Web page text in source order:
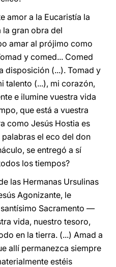
amor a la Eucaristía la
gran obra del
amar al prójimo como
y comed... Comed
disposición (...). Tomad y
talento (...), mi corazón,
e ilumine vuestra vida
que está a vuestra
como Jesús Hostia es
palabras el eco del don
se entregó a sí
los tiempos?
las Hermanas Ursulinas
Agonizante, le
Sacramento —
vida, nuestro tesoro,
en la tierra. (...) Amad a
allí permanezca siempre
estéis